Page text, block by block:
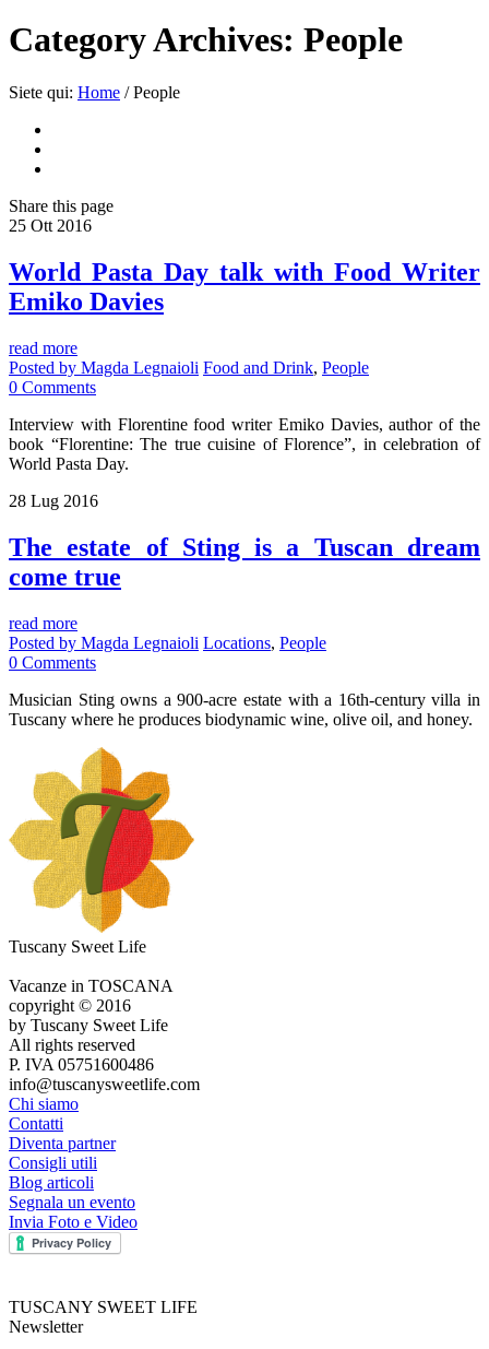
Category Archives: People
Siete qui: Home / People
Share this page
25 Ott 2016
World Pasta Day talk with Food Writer
Emiko Davies
read more
Posted by Magda Legnaioli Food and Drink, People
0 Comments
Interview with Florentine food writer Emiko Davies, author of the
book “Florentine: The true cuisine of Florence”, in celebration of
World Pasta Day.
28 Lug 2016
The estate of Sting is a Tuscan dream
come true
read more
Posted by Magda Legnaioli Locations, People
0 Comments
Musician Sting owns a 900-acre estate with a 16th-century villa in
Tuscany where he produces biodynamic wine, olive oil, and honey.
Tuscany Sweet Life
Vacanze in TOSCANA
copyright © 2016
by Tuscany Sweet Life
All rights reserved
P. IVA 05751600486
info@tuscanysweetlife.com
Chi siamo
Contatti
Diventa partner
Consigli utili
Blog articoli
Segnala un evento
Invia Foto e Video
TUSCANY SWEET LIFE
Newsletter